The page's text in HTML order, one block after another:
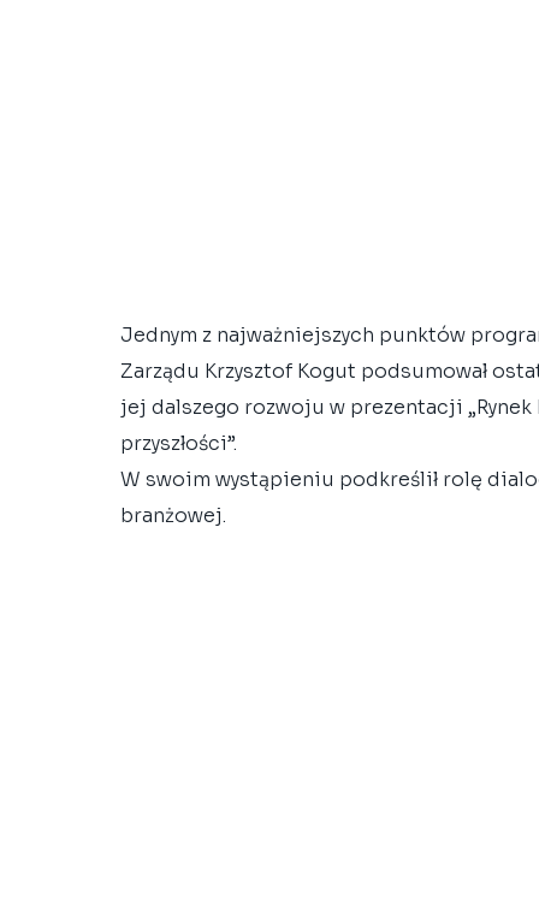
Jednym z najważniejszych punktów
Zarządu Krzysztof Kogut podsumował
jej dalszego rozwoju w prezentacji
przyszłości”.
W swoim wystąpieniu podkreślił rolę
branżowej.